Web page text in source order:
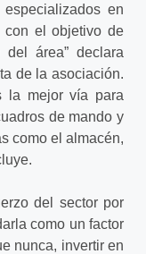
en
con el objetivo de
área” declara
de la asociación.
la mejor vía para
de mando y
como el almacén,
del sector por
como un factor
nunca, invertir en